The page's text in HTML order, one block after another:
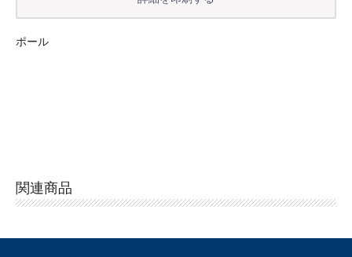
ポール
関連商品